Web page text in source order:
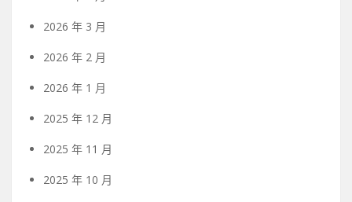
2026 年 3 月
2026 年 2 月
2026 年 1 月
2025 年 12 月
2025 年 11 月
2025 年 10 月